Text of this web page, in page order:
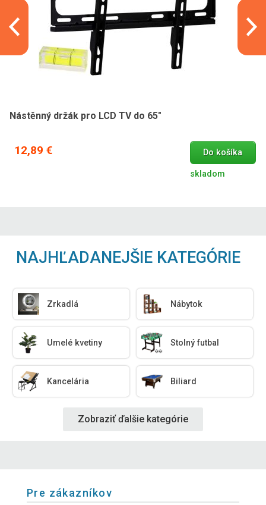
Nástěnný držák pro LCD TV do 65"
12,89 € Do košíka
skladom
NAJHĽADANEJŠIE KATEGÓRIE
Zrkadlá Nábytok
Umelé kvetiny Stolný futbal
Kancelária Biliard
Zobraziť ďalšie kategórie
Pre zákazníkov